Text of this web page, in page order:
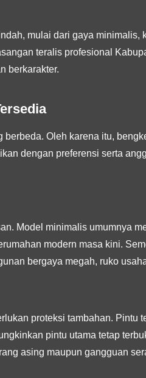
mulai dari gaya minimalis,
teralis profesional
berkarakter.
Oleh karena itu,
dengan preferensi serta
Model minimalis umumnya
modern masa kini.
bergaya megah, ruko
proteksi tambahan. Pintu
pintu utama tetap
asing maupun gangguan